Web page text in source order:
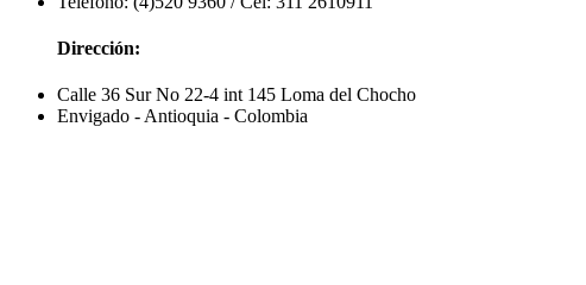
Dirección:
Calle 36 Sur No 22-4 int 145 Loma del Chocho
Envigado - Antioquia - Colombia